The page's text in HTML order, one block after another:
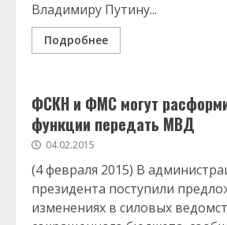
Владимиру Путину...
Подробнее
ФСКН и ФМС могут
функции передать МВД
04.02.2015
(4 февраля 2015) В
президента поступили
изменениях в силовых